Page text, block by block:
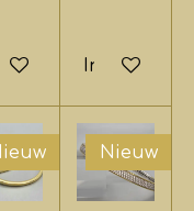
In
Nieuw